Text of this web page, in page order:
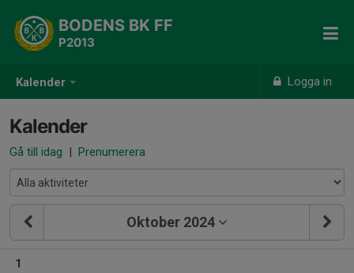
Kalender Logga in
BODENS BK FF
P2013
Kalender
Gå till idag | Prenumerera
Oktober 2024
1